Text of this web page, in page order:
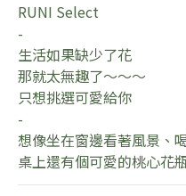
RUNI Select
-
生活如果缺少了花
那就太無趣了～～～
只想挑選可愛給你
-
想像坐在窗邊看著風景、
桌上還有個可愛的桃心花